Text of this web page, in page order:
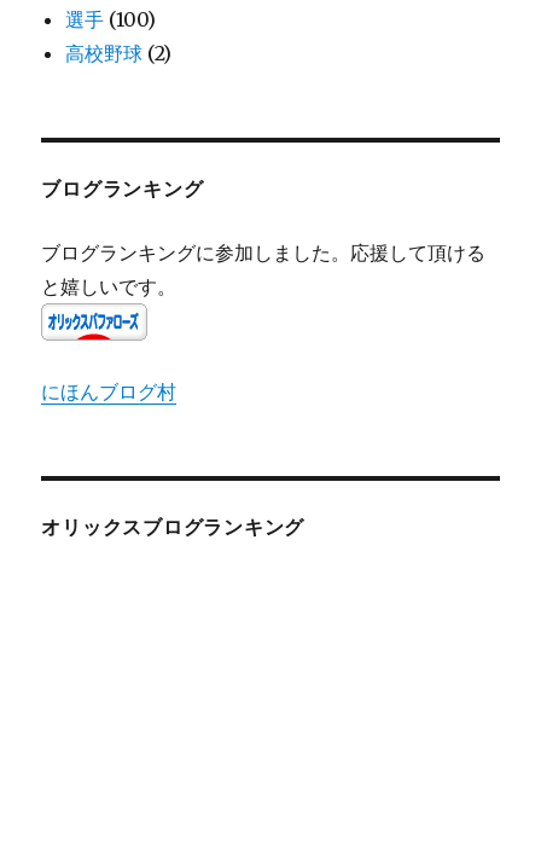
選手 (100)
高校野球 (2)
ブログランキング
ブログランキングに参加しました。応援して頂ける
と嬉しいです。
にほんブログ村
オリックスブログランキング